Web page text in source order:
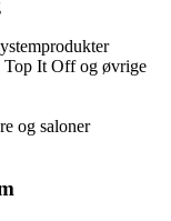
Top It Off og øvrige
og saloner